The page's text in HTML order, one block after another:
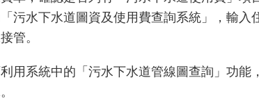
污水下水道圖資及使用費查詢系統」，輸
管。
用系統中的「污水下水道管線圖查詢」功